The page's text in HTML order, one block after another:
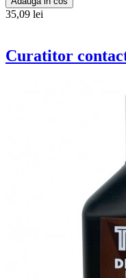
35,09 lei
Curatitor